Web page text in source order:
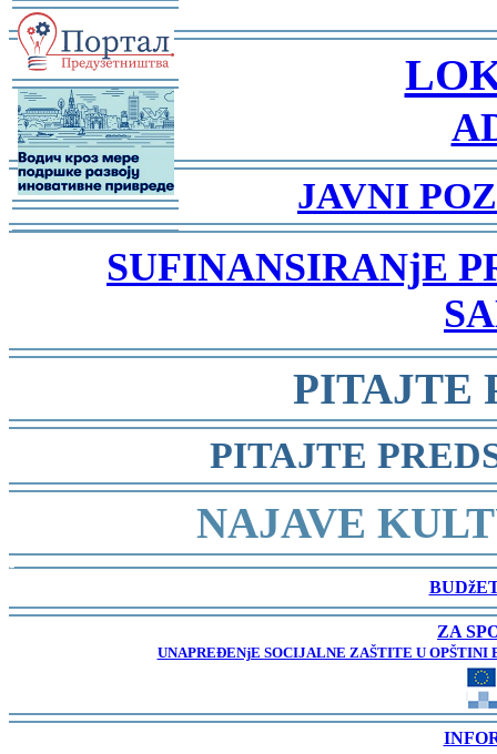
-
-
-
-
-
JAVNI
-
SUFINANSIRANjE
-
PITAJTE
-
PITAJTE
-
NAJAVE
-
-
ZA
UNAPREĐENjE SOCIJALNE ZAŠTITE U OPŠTINI
-